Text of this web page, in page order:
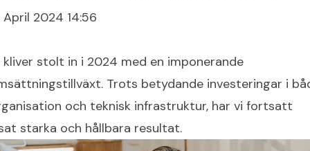
April 2024 14:56
kliver stolt in i 2024 med en imponerande
Trots betydande investeringar i
och teknisk infrastruktur, har vi fortsatt
starka och hållbara resultat.